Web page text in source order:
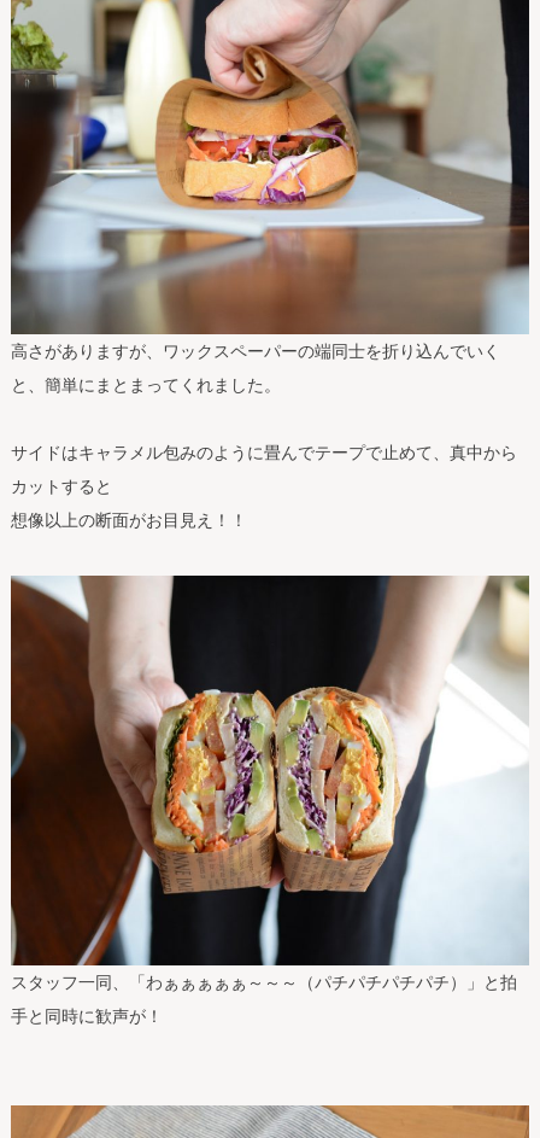
高さがありますが、ワックスペーパーの端同士を折り込んでいく
と、簡単にまとまってくれました。
サイドはキャラメル包みのように畳んでテープで止めて、真中から
カットすると
想像以上の断面がお目見え！！
スタッフ一同、「わぁぁぁぁぁ～～～（パチパチパチパチ）」と拍
手と同時に歓声が！